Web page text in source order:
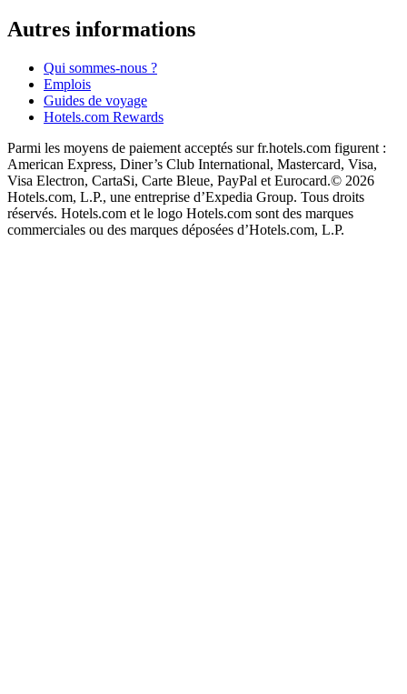
Autres informations
Qui sommes-nous ?
Emplois
Guides de voyage
Hotels.com Rewards
Parmi les moyens de paiement acceptés sur fr.hotels.com figurent :
American Express, Diner’s Club International, Mastercard, Visa,
Visa Electron, CartaSi, Carte Bleue, PayPal et Eurocard.© 2026
Hotels.com, L.P., une entreprise d’Expedia Group. Tous droits
réservés. Hotels.com et le logo Hotels.com sont des marques
commerciales ou des marques déposées d’Hotels.com, L.P.